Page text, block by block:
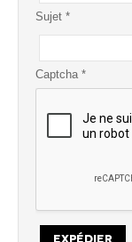
Sujet *
Captcha*
EXPÉDIER